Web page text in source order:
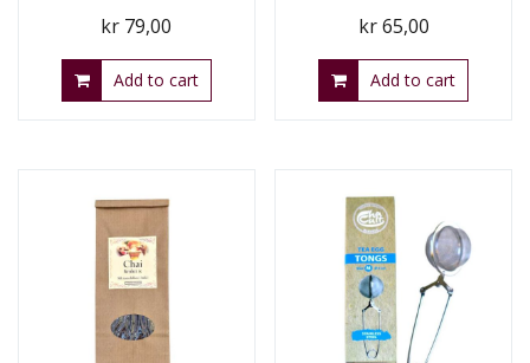
kr 79,00
Add to cart
kr65,00
Add to cart